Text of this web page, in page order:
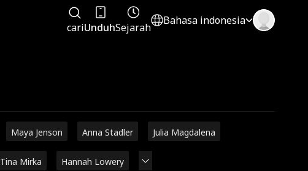
cariUnduhSejarah
Bahasa indonesia
Maya Jenson Anna Stadler Julia Magdalena
Tina Mirka Hannah Lowery